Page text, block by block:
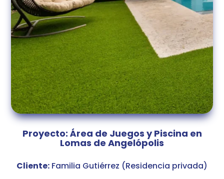
Proyecto: Área de Juegos y Piscina en
Lomas de Angelópolis
Cliente: Familia Gutiérrez (Residencia privada)